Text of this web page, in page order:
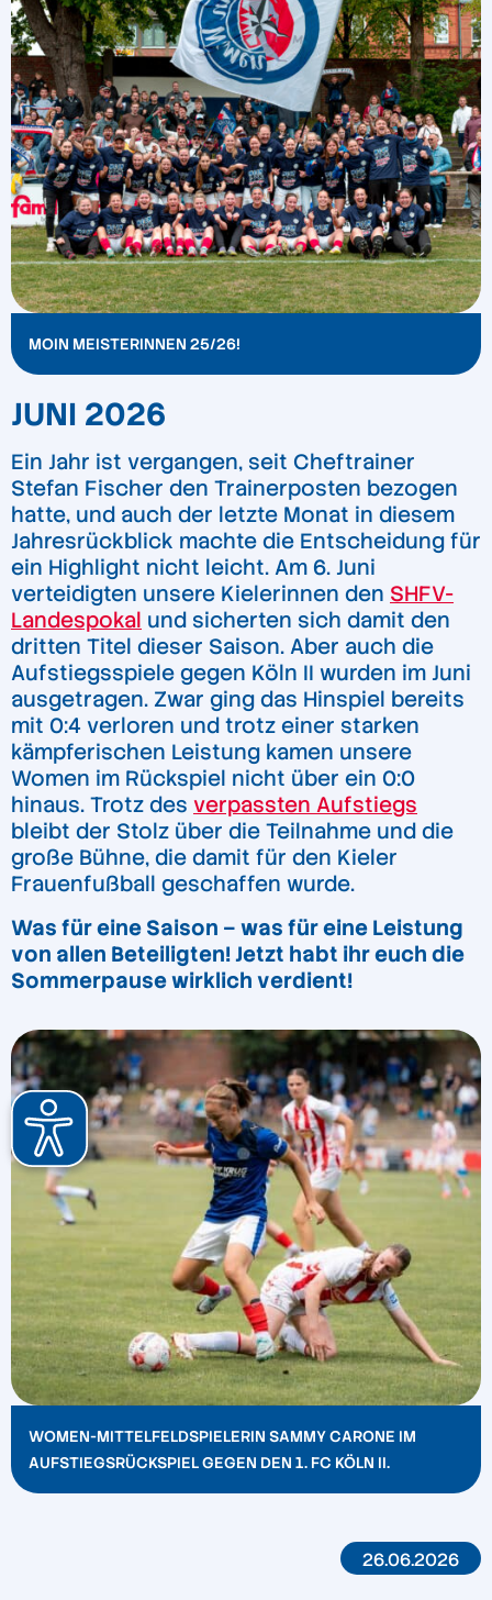
MOIN MEISTERINNEN 25/26!
JUNI 2026
Ein Jahr ist vergangen, seit Cheftrainer
Stefan Fischer den Trainerposten bezogen
hatte, und auch der letzte Monat in diesem
Jahresrückblick machte die Entscheidung für
ein Highlight nicht leicht. Am 6. Juni
verteidigten unsere Kielerinnen den SHFV-
Landespokal und sicherten sich damit den
dritten Titel dieser Saison. Aber auch die
Aufstiegsspiele gegen Köln II wurden im Juni
ausgetragen. Zwar ging das Hinspiel bereits
mit 0:4 verloren und trotz einer starken
kämpferischen Leistung kamen unsere
Women im Rückspiel nicht über ein 0:0
hinaus. Trotz des verpassten Aufstiegs
bleibt der Stolz über die Teilnahme und die
große Bühne, die damit für den Kieler
Frauenfußball geschaffen wurde.
Was für eine Saison – was für eine Leistung
von allen Beteiligten! Jetzt habt ihr euch die
Sommerpause wirklich verdient!
WOMEN-MITTELFELDSPIELERIN SAMMY CARONE IM
AUFSTIEGSRÜCKSPIEL GEGEN DEN 1. FC KÖLN II.
26.06.2026